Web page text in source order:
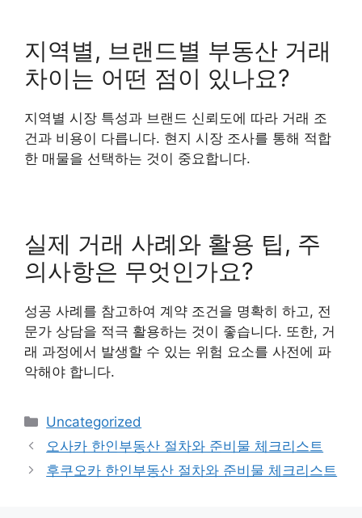
지역별, 브랜드별 부동산 거래
차이는 어떤 점이 있나요?
지역별 시장 특성과 브랜드 신뢰도에 따라 거래 조
건과 비용이 다릅니다. 현지 시장 조사를 통해 적합
한 매물을 선택하는 것이 중요합니다.
실제 거래 사례와 활용 팁, 주
의사항은 무엇인가요?
성공 사례를 참고하여 계약 조건을 명확히 하고, 전
문가 상담을 적극 활용하는 것이 좋습니다. 또한, 거
래 과정에서 발생할 수 있는 위험 요소를 사전에 파
악해야 합니다.
Categories
Uncategorized
오사카 한인부동산 절차와 준비물 체크리스트
후쿠오카 한인부동산 절차와 준비물 체크리스트